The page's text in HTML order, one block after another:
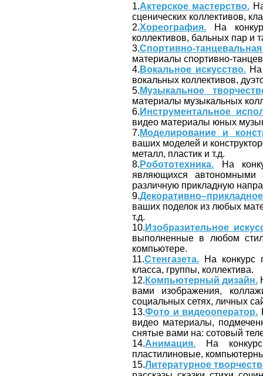
1.Актерское мастерство.На
сценических коллективов,
2.Хореография. На
коллективов, бальных пар и
3.Спортивно-
материалы спортивно-
4. Вокальное искусство.На
вокальных коллективов,
5. Музыкальное
материалы музыкальных
6. Инструментальное
видео материалы юных
7. Моделирование и
ваших моделей и
металл, пластик и т.д.
8. Робототехника. На
являющихся автономными
различную прикладную
9.
ваших поделок из любых
т.д.
10. Изобразительное
выполненные в любом
компьютере.
11.Стенгазета. На конкурс
класса, группы, коллектива.
12. Компьютерный дизайн.
вами изображения,
социальных сетях, личных
13.Фото и видеооператор.
видео материалы,
снятые вами на: сотовый
14.Анимация. На конкурс
пластилиновые,
15.Литературное